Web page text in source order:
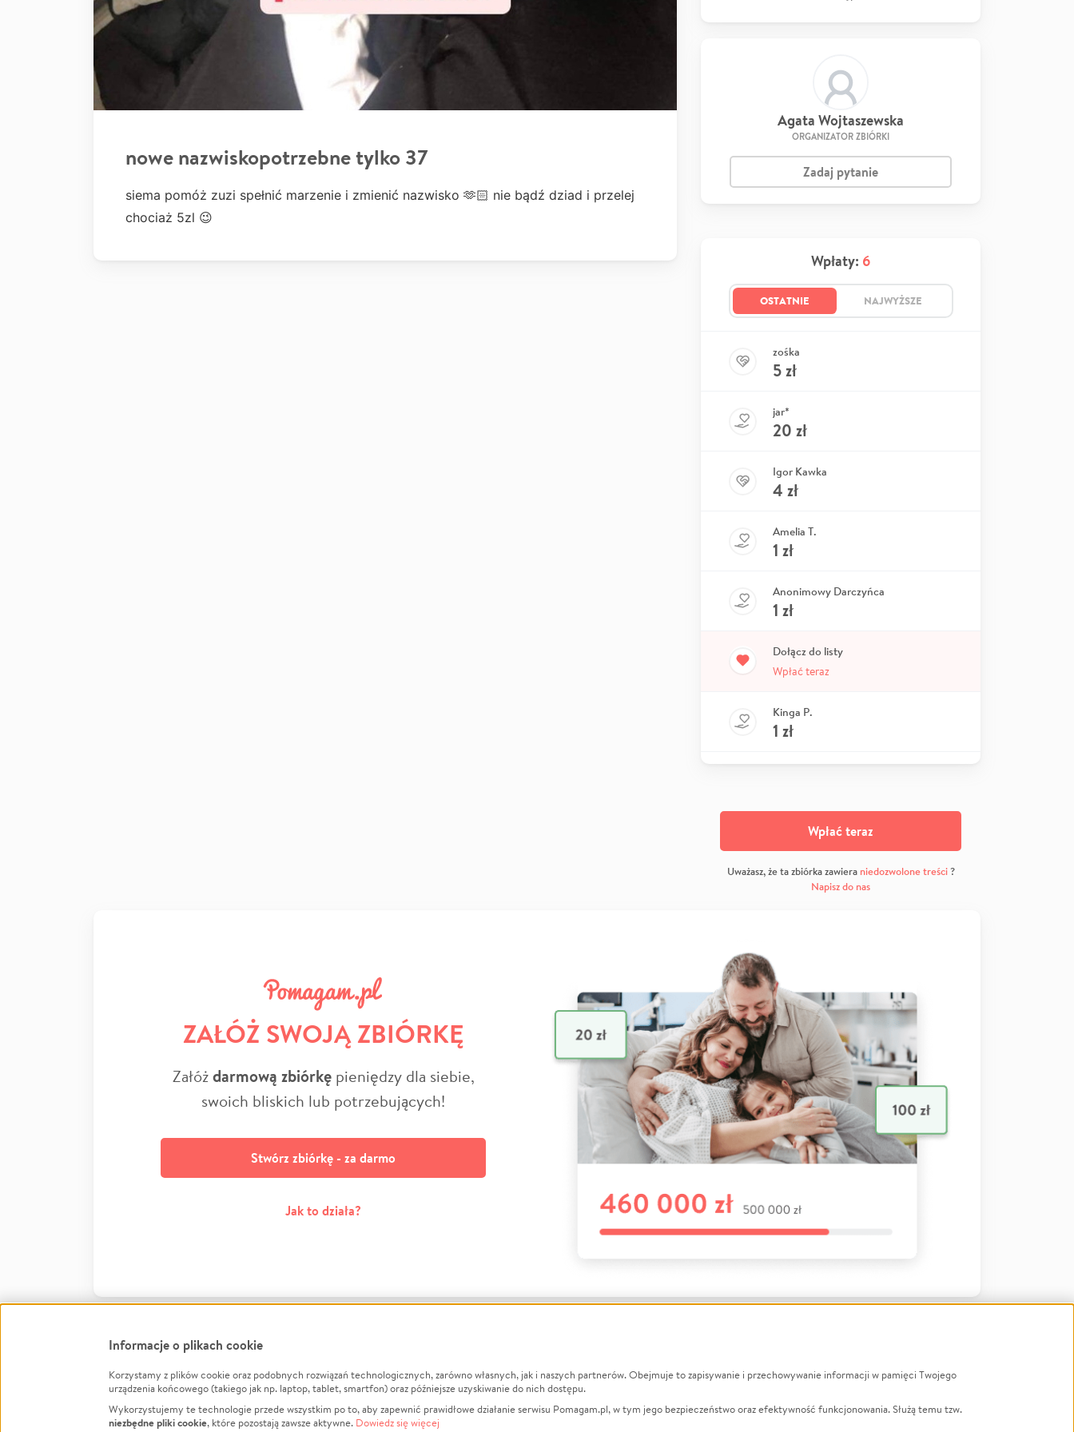
nowe nazwiskopotrzebne tylko 37
siema pomóż zuzi spełnić marzenie i zmienić nazwisko 🫶🏻 nie bądź dziad i przelej
chociaż 5zl 😉
Agata Wojtaszewska
ORGANIZATOR ZBIÓRKI
Zadaj pytanie
Wpłaty: 6
OSTATNIE NAJWYŻSZE
zośka
5zł
jar*
20 zł
Igor Kawka
4 zł
Amelia T.
1 zł
Anonimowy Darczyńca
1 zł
Dołącz do listy
Wpłać teraz
Kinga P.
1 zł
Wpłać teraz
Uważasz, że ta zbiórka zawiera niedozwolone treści?
Napisz do nas
ZAŁÓŻ SWOJĄ ZBIÓRKĘ
Załóżdarmową zbiórkępieniędzy dla siebie,
swoich bliskich lub potrzebujących!
Stwórz zbiórkę - za darmo
Jak to działa?
FacebookTwitter Instagram
Informacje
Jak to działa?
O nas
Opinie
Zbieraj na
Leczenie
LGBTQ+
Informacje o plikach cookie
Korzystamy z plików cookie oraz podobnych rozwiązań technologicznych, zarówno własnych, jak i naszych partnerów. Obejmuje to zapisywanie i przechowywanie informacji w pamięci Twojego
urządzenia końcowego (takiego jak np. laptop, tablet, smartfon) oraz późniejsze uzyskiwanie do nich dostępu.
Wykorzystujemy te technologie przede wszystkim po to, aby zapewnić prawidłowe działanie serwisu Pomagam.pl, w tym jego bezpieczeństwo oraz efektywność funkcjonowania. Służą temu tzw.
niezbędne pliki cookie, które pozostają zawsze aktywne. Dowiedz się więcej